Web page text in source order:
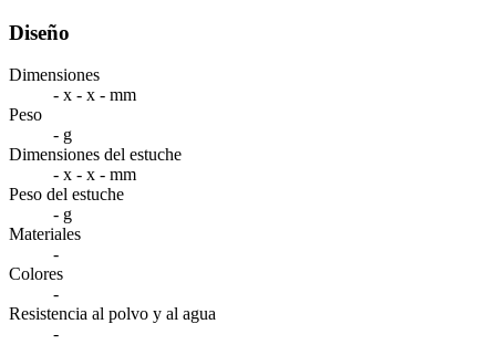
Diseño
Dimensiones
- x - x - mm
Peso
- g
Dimensiones del estuche
- x - x - mm
Peso del estuche
- g
Materiales
-
Colores
-
Resistencia al polvo y al agua
-